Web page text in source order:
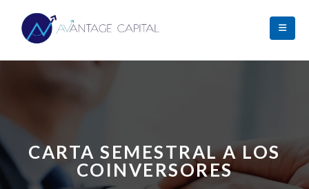
12.ª CONFERENCIA ANUAL
DE INVERSORES
19 de Octubre 2026